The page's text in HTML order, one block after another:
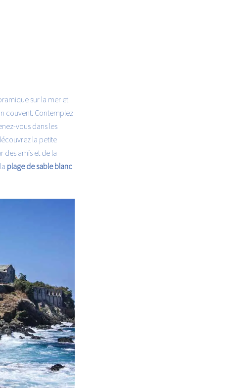
sur la mer et
couvent. Contemplez
vous dans les
la petite
des amis et de la
plage de sable blanc